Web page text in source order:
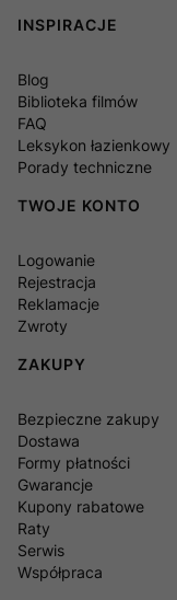
Linki w stopce
INSPIRACJE
Blog
Biblioteka filmów
FAQ
Leksykon łazienkowy
Porady techniczne
TWOJE KONTO
Logowanie
Rejestracja
Reklamacje
Zwroty
ZAKUPY
Bezpieczne zakupy
Dostawa
Formy płatności
Gwarancje
Kupony rabatowe
Raty
Serwis
Współpraca